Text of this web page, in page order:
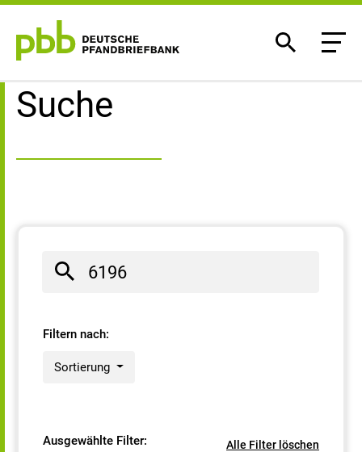
Suchergebnisse
Suche
Filtern nach:
Sortierung
Ausgewählte Filter: Alle Filter löschen